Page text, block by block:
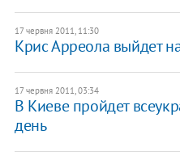
17 червня 2011, 11:30
Крис Арреола выйдет
17 червня 2011, 03:34
В Киеве пройдет
день